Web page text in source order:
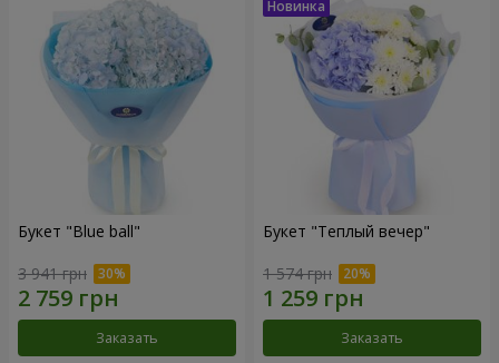
Букет "Blue ball"
3 941 грн
Заказать
Букет "Теплый вечер"
1 574 грн
Заказать